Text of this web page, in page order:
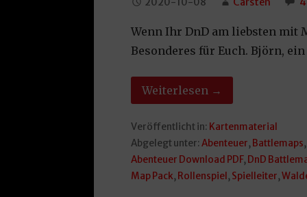
Wenn Ihr DnD am liebsten mit
Besonderes für Euch. Björn,
Weiterlesen →
Veröffentlicht in: Kartenmaterial
Abgelegt unter:Abenteuer, Battlemaps,
Abenteuer Download PDF, DnD
Map Pack, Rollenspiel , Spielleiter,